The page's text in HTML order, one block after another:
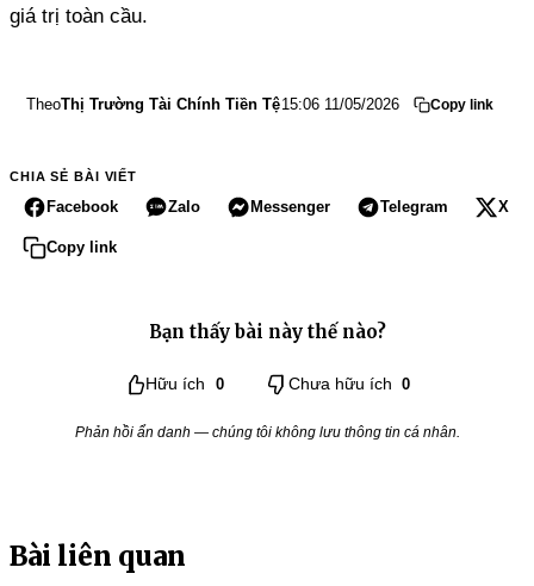
giá trị toàn cầu.
TheoThị Trường Tài Chính Tiền Tệ15:06 11/05/2026 Copy link
CHIA SẺ BÀI VIẾT
Facebook Zalo Messenger Telegram X
Copy link
Bạn thấy bài này thế nào?
Hữu ích 0 Chưa hữu ích 0
Phản hồi ẩn danh — chúng tôi không lưu thông tin cá nhân.
Bài liên quan